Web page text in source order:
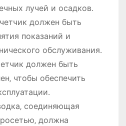
лучей и осадков․
должен быть
показаний и
обслуживания․
должен быть
чтобы обеспечить
соединяющая
должна